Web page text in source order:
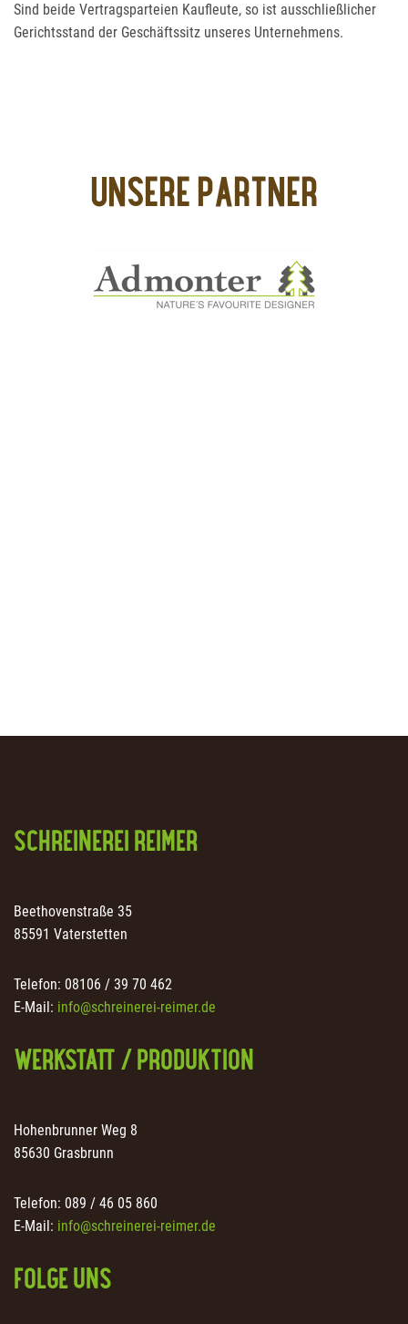
Sind beide Vertragsparteien Kaufleute, so ist ausschließlicher
Gerichtsstand der Geschäftssitz unseres Unternehmens.
UNSERE PARTNER
SCHREINEREI REIMER
Beethovenstraße 35
85591 Vaterstetten
Telefon: 08106 / 39 70 462
E-Mail: info@schreinerei-reimer.de
WERKSTATT / PRODUKTION
Hohenbrunner Weg 8
85630 Grasbrunn
Telefon: 089 / 46 05 860
E-Mail: info@schreinerei-reimer.de
FOLGE UNS